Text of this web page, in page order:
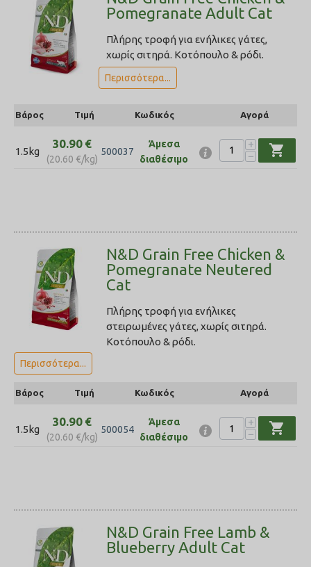
Pomegranate Adult Cat
Πλήρης τροφή για ενήλικες γάτες,
χωρίς σιτηρά. Κοτόπουλο & ρόδι.
Περισσότερα...
Βάρος Τιμή Κωδικός Αγορά
1.5kg
30.90 €
(20.60 €/kg)
500037
Άμεσα
διαθέσιμο
+
−
shopping_cart
N&D Grain Free Chicken &
Pomegranate Neutered
Cat
Πλήρης τροφή για ενήλικες
στειρωμένες γάτες, χωρίς σιτηρά.
Κοτόπουλο & ρόδι.
Περισσότερα...
Βάρος Τιμή Κωδικός Αγορά
1.5kg
30.90 €
(20.60 €/kg)
500054
Άμεσα
διαθέσιμο
+
−
shopping_cart
N&D Grain Free Lamb &
Blueberry Adult Cat